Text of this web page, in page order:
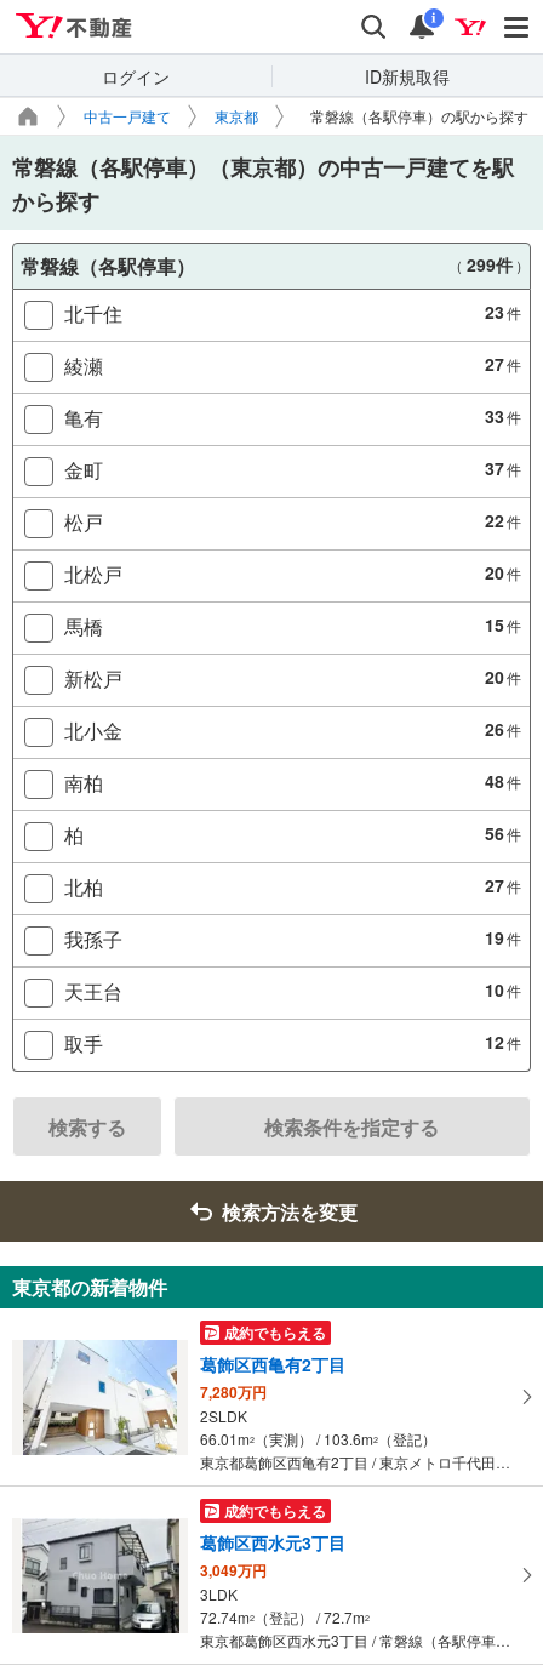
検索 通知
i
ログイン ID新規取得
中古一戸建て 東京都 常磐線（各駅停車）の駅から探す
常磐線（各駅停車）（東京都）の中古一戸建てを駅
から探す
常磐線（各駅停車） （ 299件 ）
北千住 23件
綾瀬 27件
亀有 33件
金町 37件
松戸 22件
北松戸 20件
馬橋 15件
新松戸 20件
北小金 26件
南柏 48件
柏 56件
北柏 27件
我孫子 19件
天王台 10件
取手 12件
検索する 検索条件を指定する
検索方法を変更
東京都の新着物件
成約でもらえる
葛飾区西亀有2丁目
7,280万円
2SLDK
66.01m2 （実測） / 103.6m2
（登記）
東京都葛飾区西亀有2丁目 / 東京メトロ千代田線 「綾瀬」駅 徒歩14分
成約でもらえる
葛飾区西水元3丁目
3,049万円
3LDK
72.74m2 （登記） / 72.7m2
東京都葛飾区西水元3丁目 / 常磐線（各駅停車） 「亀有」駅 バス23分 西水元三丁目 バス停下車 徒歩7分